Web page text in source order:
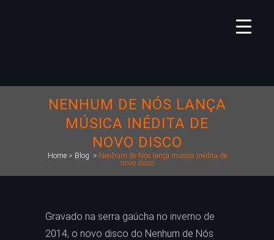
NENHUM DE NÓS LANÇA
MÚSICA INÉDITA DE
NOVO DISCO
Home> Blog > Nenhum de Nós lança música inédita de
novo disco
Gravado na serra gaúcha no inverno de
2014, o novo disco do Nenhum de Nós